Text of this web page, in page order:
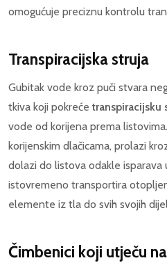
omogućuje preciznu kontrolu
Transpiracijska struja
Gubitak vode kroz puči stvara
tkiva koji pokreće transpiracijsku
vode od korijena prema
korijenskim dlačicama, prolazi
dolazi do listova odakle isparava
istovremeno transportira
elemente iz tla do svih svojih
Čimbenici koji utječu